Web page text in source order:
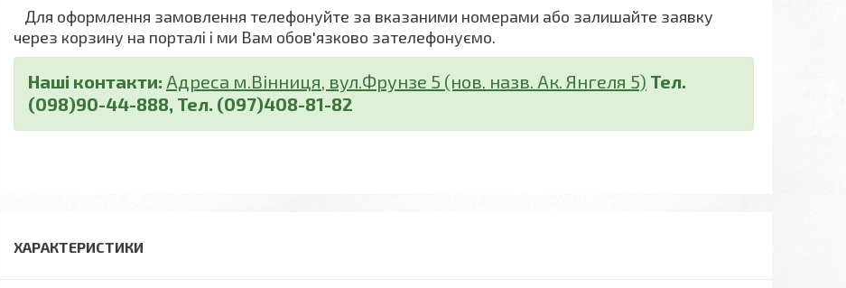
Для оформлення замовлення телефонуйте за вказаними номерами або залишайте заявку
через корзину на порталі і ми Вам обов'язково зателефонуємо.
Наші контакти: Адреса м.Вінниця, вул.Фрунзе 5 (нов. назв. Ак. Янгеля 5) Тел.
(098)90-44-888, Тел. (097)408-81-82
ХАРАКТЕРИСТИКИ